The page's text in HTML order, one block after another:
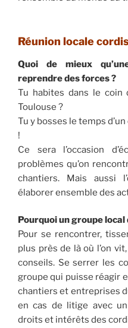
Réunion locale
Quoi de mieux
reprendre des forces ?
Tu habites dans le coin
Toulouse ?
Tu y bosses le temps
!
Ce sera l’occasion
problèmes qu’on
chantiers. Mais aussi
élaborer ensemble des
Pourquoi un groupe local
Pour se rencontrer,
plus près de là où l’on
conseils. Se serrer les
groupe qui puisse réagir
chantiers et entreprises
en cas de litige avec
droits et intérêts des